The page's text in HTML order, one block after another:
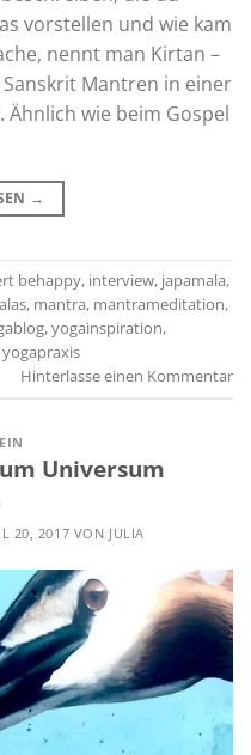
vorstellen und wie kam
nennt man Kirtan –
Mantren in einer
wie beim Gospel
→
behappy, interview, japamala,
, mantra, mantrameditation,
,yogainspiration,
yogapraxis
Hinterlasse einen Kommentar
Universum
20, 2017 VON JULIA